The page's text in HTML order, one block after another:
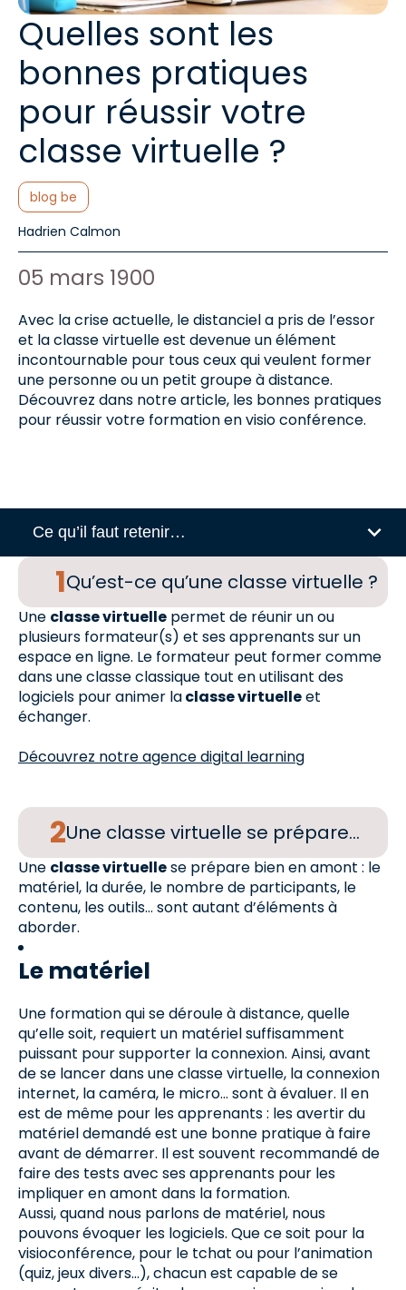
Quelles sont les
bonnes pratiques
pour réussir votre
classe virtuelle ?
Catégories :
blog be
Auteur de l'article :
Hadrien Calmon
Date de publication :
05 mars 1900
Avec la crise actuelle, le distanciel a pris de l’essor
et la classe virtuelle est devenue un élément
incontournable pour tous ceux qui veulent former
une personne ou un petit groupe à distance.
Découvrez dans notre article, les bonnes pratiques
pour réussir votre formation en visio conférence.
Qu’est-ce qu’une classe virtuelle ?
Une classe virtuelle permet de réunir un ou
plusieurs formateur(s) et ses apprenants sur un
espace en ligne. Le formateur peut former comme
dans une classe classique tout en utilisant des
logiciels pour animer laclasse virtuelleet
échanger.
Découvrez notre agence digital learning
Une classe virtuelle se prépare…
Une classe virtuellese prépare bien en amont : le
matériel, la durée, le nombre de participants, le
contenu, les outils… sont autant d’éléments à
aborder.
Le matériel
Une formation qui se déroule à distance, quelle
qu’elle soit, requiert un matériel suffisamment
puissant pour supporter la connexion. Ainsi, avant
de se lancer dans une classe virtuelle, la connexion
internet, la caméra, le micro… sont à évaluer. Il en
est de même pour les apprenants : les avertir du
matériel demandé est une bonne pratique à faire
avant de démarrer. Il est souvent recommandé de
faire des tests avec ses apprenants pour les
impliquer en amont dans la formation.
Aussi, quand nous parlons de matériel, nous
pouvons évoquer les logiciels. Que ce soit pour la
visioconférence, pour le tchat ou pour l’animation
(quiz, jeux divers…), chacun est capable de se
Ce qu’il faut retenir…